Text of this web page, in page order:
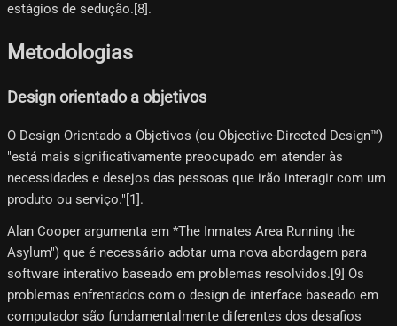
estágios de sedução.[8]​.
Metodologias
Design orientado a objetivos
O Design Orientado a Objetivos (ou Objective-Directed Design™)
"está mais significativamente preocupado em atender às
necessidades e desejos das pessoas que irão interagir com um
produto ou serviço."[1]​.
Alan Cooper argumenta em *The Inmates Area Running the
Asylum") que é necessário adotar uma nova abordagem para
software interativo baseado em problemas resolvidos.[9]​ Os
problemas enfrentados com o design de interface baseado em
computador são fundamentalmente diferentes dos desafios